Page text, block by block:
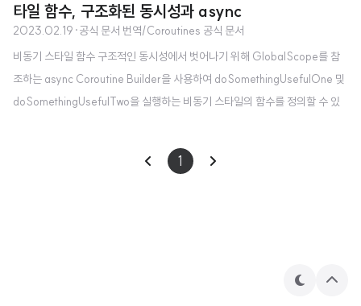
ctx2") } log("Back to ctx1") } } } 📌 전체 코드는 이곳에서 확인할 수 있습니
다. 이는 몇가지 새로운 기술들을 보여준다. 하나는 runBlocking을 명시적으로
구체화된 Context와 함께 사용하는 것이고, 다른 하나는 아래 출력 에서..
타일 함수, 구조화된 동시성과 async
2023.02.19 ·공식 문서 번역/Coroutines 공식 문서
비동기 스타일 함수 구조적인 동시성에서 벗어나기 위해 GlobalScope를 참
조하는 async Coroutine Builder을 사용하여 doSomethingUsefulOne 및
doSomethingUsefulTwo을 실행하는 비동기 스타일의 함수를 정의할 수 있
동기 계산을 시작하기만 하고 결괏값을 얻기 위해 Deffered 값을 사용해야 한
다는 것을 강조한다. 📖 GlobalScope는 사소하지 않은 역효과를 일으킬 수
1
테
상